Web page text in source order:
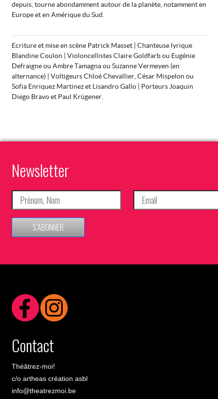
depuis, tourne abondamment autour de la planète, notamment en
Europe et en Amérique du Sud.
Ecriture et mise en scène Patrick Masset | Chanteuse lyrique
Blandine Coulon | Violoncellistes Claire Goldfarb ou Eugénie
Defraigne ou Ambre Tamagna ou Suzanne Vermeyen (en
alternance) | Voltigeurs Chloé Chevallier, César Mispelon ou
Sofia Enriquez Martinez et Lisandro Gallo | Porteurs Joaquin
Diego Bravo et Paul Krügener.
Newsletter
S’ABONNER
Contact
Théâtrez-moi!
c/o artheas création asbl
info@theatrezmoi.be